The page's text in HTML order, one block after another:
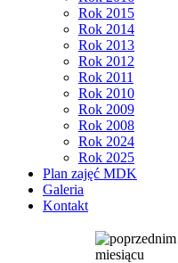
Rok 2015
Rok 2014
Rok 2013
Rok 2012
Rok 2011
Rok 2010
Rok 2009
Rok 2008
Rok 2024
Rok 2025
Plan zajęć MDK
Galeria
Kontakt